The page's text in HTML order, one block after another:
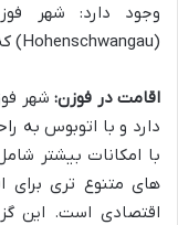
(Hohenschwangau) که هر کدام مزایای خود را دارند.
اقامت در فوزن:
دارد و با اتوبوس به
با امکانات بیشتر
های متنوع تری برای
اقتصادی است. این